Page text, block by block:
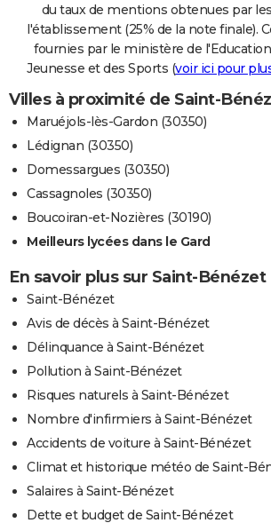
du taux de mentions obtenues par
l'établissement (25% de la note finale).
fournies par le ministère de
Jeunesse et des Sports (voir ici pour
Villes à proximité de Saint-
Maruéjols-lès-Gardon (30350)
Lédignan (30350)
Domessargues (30350)
Cassagnoles (30350)
Boucoiran-et-Nozières (30190)
Meilleurs lycées dans le Gard
En savoir plus sur Saint-Bénézet
Saint-Bénézet
Avis de décès à Saint-Bénézet
Délinquance à Saint-Bénézet
Pollution à Saint-Bénézet
Risques naturels à Saint-Bénézet
Nombre d'infirmiers à Saint-Bénézet
Accidents de voiture à Saint-Bénézet
Climat et historique météo de Saint-
Salaires à Saint-Bénézet
Dette et budget de Saint-Bénézet